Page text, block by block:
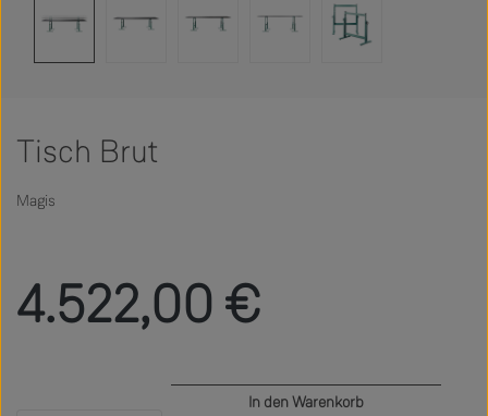
Tisch Brut
Magis
4.522,00 €
In den Warenkorb